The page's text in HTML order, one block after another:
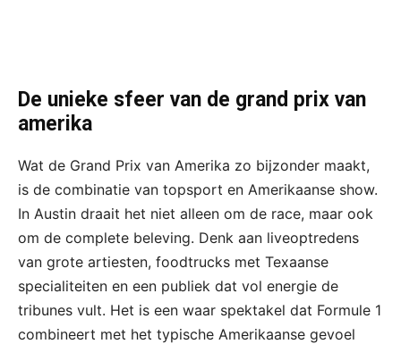
De unieke sfeer van de grand prix van
amerika
Wat de Grand Prix van Amerika zo bijzonder maakt,
is de combinatie van topsport en Amerikaanse show.
In Austin draait het niet alleen om de race, maar ook
om de complete beleving. Denk aan liveoptredens
van grote artiesten, foodtrucks met Texaanse
specialiteiten en een publiek dat vol energie de
tribunes vult. Het is een waar spektakel dat Formule 1
combineert met het typische Amerikaanse gevoel